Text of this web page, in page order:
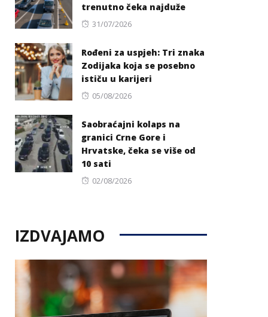
trenutno čeka najduže
Posted
31/07/2026
Rođeni za uspjeh: Tri znaka
Zodijaka koja se posebno
ističu u karijeri
Posted
05/08/2026
Saobraćajni kolaps na
granici Crne Gore i
Hrvatske, čeka se više od
10 sati
Posted
02/08/2026
IZDVAJAMO